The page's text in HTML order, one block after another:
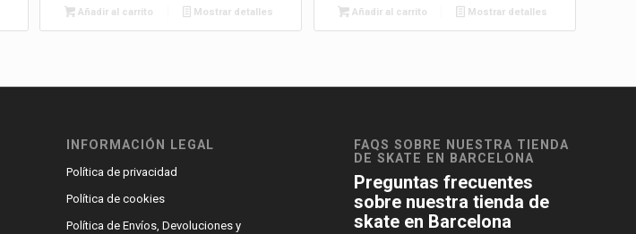
Añadir al carrito Mostrar detalles Añadir al carrito Mostrar detalles
INFORMACIÓN LEGAL
Política de privacidad
Política de cookies
Política de Envíos, Devoluciones y
FAQS SOBRE NUESTRA TIENDA
DE SKATE EN BARCELONA
Preguntas frecuentes
sobre nuestra tienda de
skate en Barcelona